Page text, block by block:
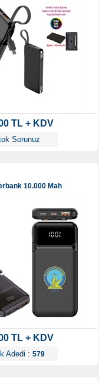
TL + KDV
Sorunuz
10.000 Mah
TL + KDV
Adedi : 579